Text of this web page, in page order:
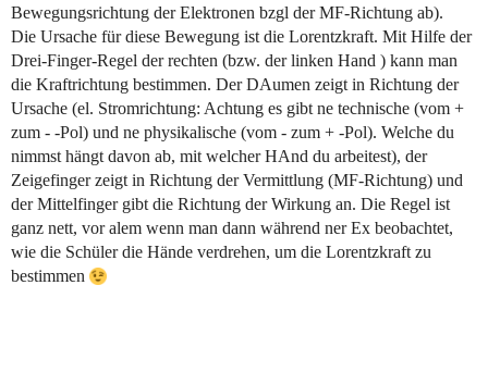
Bewegungsrichtung der Elektronen bzgl der MF-Richtung ab).
Die Ursache für diese Bewegung ist die Lorentzkraft. Mit Hilfe der
Drei-Finger-Regel der rechten (bzw. der linken Hand ) kann man
die Kraftrichtung bestimmen. Der DAumen zeigt in Richtung der
Ursache (el. Stromrichtung: Achtung es gibt ne technische (vom +
zum - -Pol) und ne physikalische (vom - zum + -Pol). Welche du
nimmst hängt davon ab, mit welcher HAnd du arbeitest), der
Zeigefinger zeigt in Richtung der Vermittlung (MF-Richtung) und
der Mittelfinger gibt die Richtung der Wirkung an. Die Regel ist
ganz nett, vor alem wenn man dann während ner Ex beobachtet,
wie die Schüler die Hände verdrehen, um die Lorentzkraft zu
bestimmen